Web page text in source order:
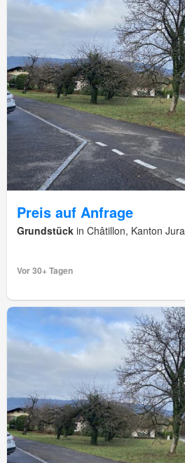
Preis auf Anfrage
Grundstück in Châtillon, Kanton Jura
Vor 30+ Tagen